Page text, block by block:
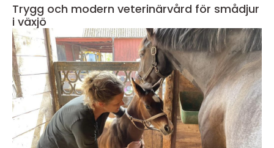
Trygg och modern veterinärvård för smådjur
i växjö